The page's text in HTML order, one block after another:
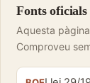
Fonts oficials
Aquesta
Comproveu